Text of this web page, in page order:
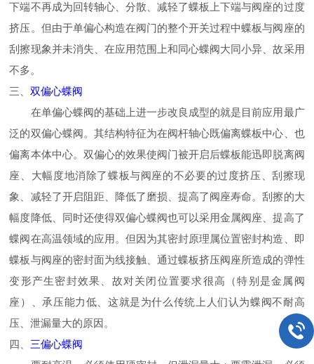
下端不再成为回转轴心、分散、减轻了蝶板上下端与阀座的过度
挤压。但由于单偏心构造在阀门的整个开关过程中蝶板与阀座的
刮擦现象并未消失、在应用范围上和同心蝶阀大同小异、故采用
不多。
三、双偏心蝶阀
在单偏心蝶阀的基础上进一步改良成型的就是目前应用最广
泛的双偏心蝶阀。其结构特征为在阀杆轴心既偏离蝶板中心、也
偏离本体中心。双偏心的效果使阀门被开启后蝶板能迅即脱离阀
座、大幅度地消除了蝶板与阀座的不必要的过度挤压、刮擦现
象、减轻了开启阻距、降低了磨损、提高了阀座寿命。刮擦的大
幅度降低、同时还使得双偏心蝶阀也可以采用金属阀座、提高了
蝶阀在高温领域的应用。但因为其密封原理属位置密封构造、即
蝶板与阀座的密封面为线接触、通过蝶板挤压阀座所造成的弹性
变形产生密封效果、故对关闭位置要求很高（特别是金属阀
座）、承压能力低、这就是为什么传统上人们认为蝶阀不耐高
压、泄漏量大的原因。
四、 三偏心蝶阀